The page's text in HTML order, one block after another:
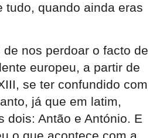
tudo, quando ainda eras
nos perdoar o facto de
europeu, a partir de
se ter confundido com
já que em latim,
dois: Antão e António. E
o que acontece com a